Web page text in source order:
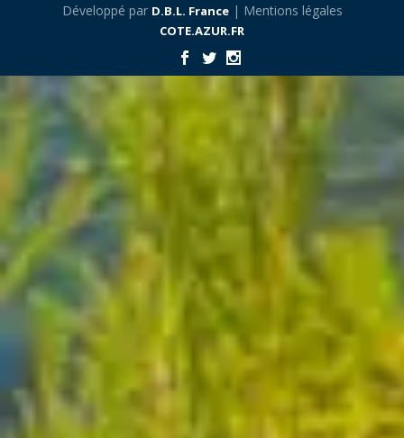
Développé par D.B.L. France| Mentions légales
COTE.AZUR.FR